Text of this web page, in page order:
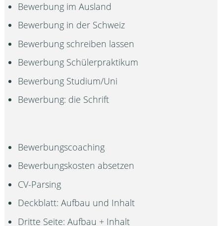
Bewerbung im Ausland
Bewerbung in der Schweiz
Bewerbung schreiben lassen
Bewerbung Schülerpraktikum
Bewerbung Studium/Uni
Bewerbung: die Schrift
Bewerbungscoaching
Bewerbungskosten absetzen
CV-Parsing
Deckblatt: Aufbau und Inhalt
Dritte Seite: Aufbau + Inhalt